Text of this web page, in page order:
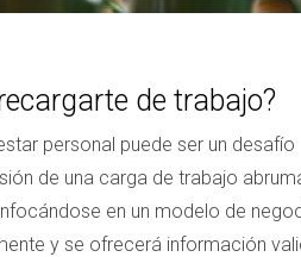
de trabajo?
personal puede ser un desafío
de una carga de trabajo
en un modelo de
y se ofrecerá información